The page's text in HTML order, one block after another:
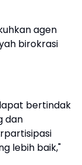
agen
birokrasi
bertindak
dan
lebih baik,"